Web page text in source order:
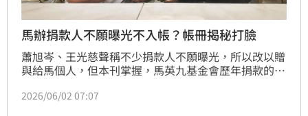
馬辦捐款人不願曝光不入帳？帳冊揭秘打臉
蕭旭岑、王光慈聲稱不少捐款人不願曝光，所以改以贈
與給馬個人，但本刊掌握，馬英九基金會歷年捐款的帳
示，基金會長期接受匿名捐款，帳冊中不乏以「無名
2026/06/02 07:07